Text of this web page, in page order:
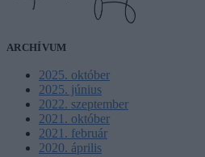
ARCHÍVUM
2025. október
2025. június
2022. szeptember
2021. október
2021. február
2020. április